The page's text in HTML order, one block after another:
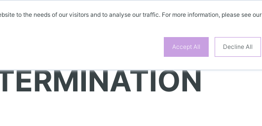
to the needs of our visitors and to analyse our traffic. For more information, please see our
Accept All Decline All